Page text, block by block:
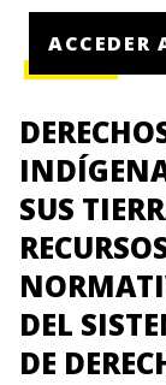
ACCEDER
SUS
DEL
DE